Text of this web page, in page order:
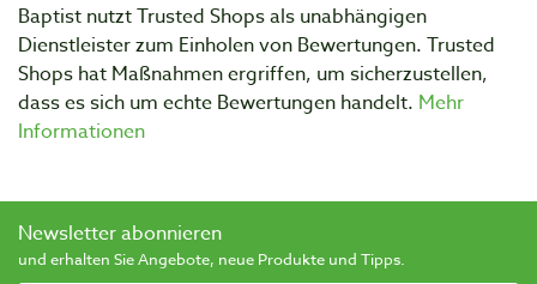
Baptist nutzt Trusted Shops als unabhängigen
Dienstleister zum Einholen von Bewertungen. Trusted
Shops hat Maßnahmen ergriffen, um sicherzustellen,
dass es sich um echte Bewertungen handelt. Mehr
Informationen
Newsletter abonnieren
und erhalten Sie Angebote, neue Produkte und Tipps.